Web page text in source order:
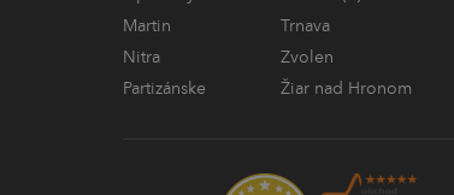
Martin
Trnava
Nitra
Zvolen
Partizánske
Žiar nad Hronom